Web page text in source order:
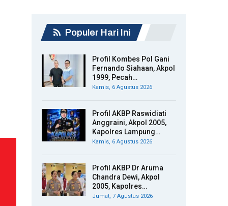
Populer Hari Ini
Profil Kombes Pol Gani
Fernando Siahaan, Akpol
1999, Pecah…
Kamis, 6 Agustus 2026
Profil AKBP Raswidiati
Anggraini, Akpol 2005,
Kapolres Lampung…
Kamis, 6 Agustus 2026
Profil AKBP Dr Aruma
Chandra Dewi, Akpol
2005, Kapolres…
Jumat, 7 Agustus 2026